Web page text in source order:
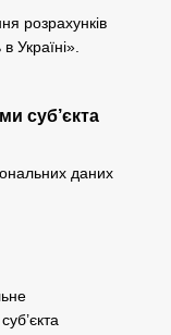
розрахунків
Україні».
суб’єкта
даних